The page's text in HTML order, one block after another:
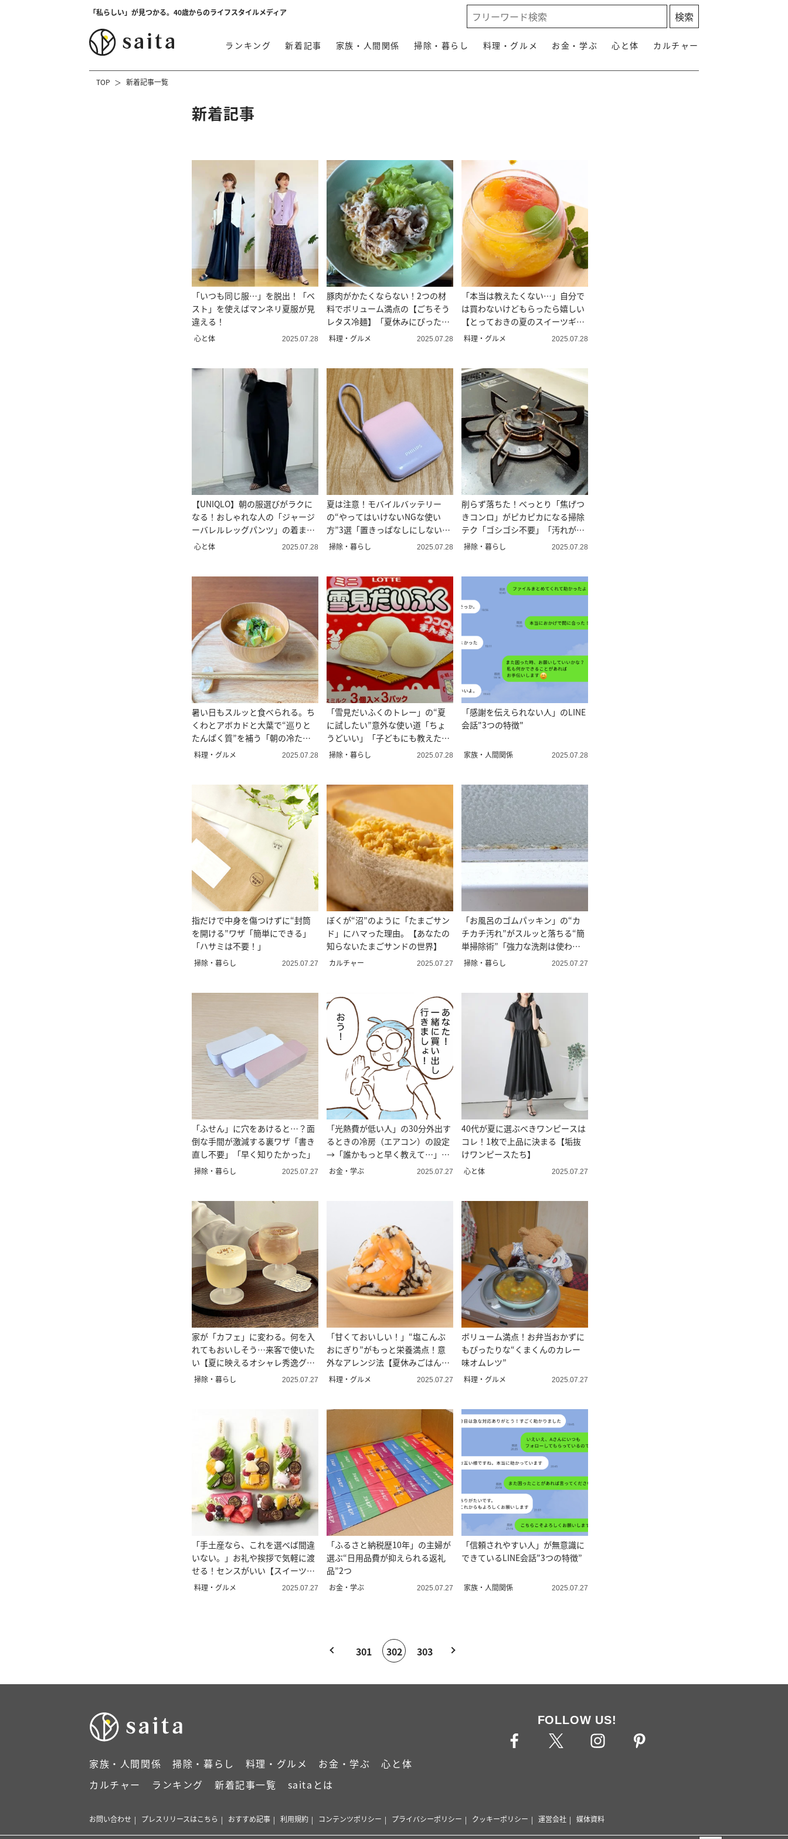
「私らしい」が見つかる。40歳からのライフスタイルメディア
ランキング 新着記事 家族・人間関係 掃除・暮らし 料理・グルメ お金・学ぶ 心と体 カルチャー
TOP 新着記事一覧
新着記事
「いつも同じ服…」を脱出！「ベ
スト」を使えばマンネリ夏服が見
違える！
心と体 2025.07.28
豚肉がかたくならない！2つの材
料でボリューム満点の【ごちそう
レタス冷麺】「夏休みにぴった
り」
料理・グルメ 2025.07.28
「本当は教えたくない…」自分で
は買わないけどもらったら嬉しい
【とっておきの夏のスイーツギフ
ト3選】
料理・グルメ 2025.07.28
【UNIQLO】朝の服選びがラクに
なる！おしゃれな人の「ジャージ
ーバレルレッグパンツ」の着まわ
し3選
心と体 2025.07.28
夏は注意！モバイルバッテリー
の“やってはいけないNGな使い
方”3選「置きっぱなしにしない
で！」
掃除・暮らし 2025.07.28
削らず落ちた！べっとり「焦げつ
きコンロ」がピカピカになる掃除
テク「ゴシゴシ不要」「汚れが浮
いてくる」
掃除・暮らし 2025.07.28
暑い日もスルッと食べられる。ち
くわとアボカドと大葉で“巡りと
たんぱく質”を補う「朝の冷たい
みそ汁」
料理・グルメ 2025.07.28
「雪見だいふくのトレー」の“夏
に試したい”意外な使い道「ちょ
うどいい」「子どもにも教えた
い」
掃除・暮らし 2025.07.28
「感謝を伝えられない人」のLINE
会話"3つの特徴"
家族・人間関係 2025.07.28
指だけで中身を傷つけずに“封筒
を開ける”ワザ「簡単にできる」
「ハサミは不要！」
掃除・暮らし 2025.07.27
ぼくが“沼”のように「たまごサン
ド」にハマった理由。【あなたの
知らないたまごサンドの世界】
カルチャー 2025.07.27
「お風呂のゴムパッキン」の“カ
チカチ汚れ”がスルッと落ちる“簡
単掃除術”「強力な洗剤は使わな
い」
掃除・暮らし 2025.07.27
「ふせん」に穴をあけると…？面
倒な手間が激減する裏ワザ「書き
直し不要」「早く知りたかった」
掃除・暮らし 2025.07.27
「光熱費が低い人」の30分外出す
るときの冷房（エアコン）の設定
→「誰かもっと早く教えて…」
【まんが】
お金・学ぶ 2025.07.27
40代が夏に選ぶべきワンピースは
コレ！1枚で上品に決まる【垢抜
けワンピースたち】
心と体 2025.07.27
家が「カフェ」に変わる。何を入
れてもおいしそう…来客で使いた
い【夏に映えるオシャレ秀逸グラ
ス3選】
掃除・暮らし 2025.07.27
「甘くておいしい！」“塩こんぶ
おにぎり”がもっと栄養満点！意
外なアレンジ法【夏休みごはんに
も】
料理・グルメ 2025.07.27
ボリューム満点！お弁当おかずに
もぴったりな“くまくんのカレー
味オムレツ”
料理・グルメ 2025.07.27
「手土産なら、これを選べば間違
いない。」お礼や挨拶で気軽に渡
せる！センスがいい【スイーツギ
フト3選】
料理・グルメ 2025.07.27
「ふるさと納税歴10年」の主婦が
選ぶ“日用品費が抑えられる返礼
品”2つ
お金・学ぶ 2025.07.27
「信頼されやすい人」が無意識に
できているLINE会話"3つの特徴”
家族・人間関係 2025.07.27
301 302 303
家族・人間関係 掃除・暮らし 料理・グルメ お金・学ぶ
心と体
カルチャー
ランキング 新着記事一覧 saitaとは
FOLLOW US!
お問い合わせ プレスリリースはこちら おすすめ記事 利用規約 コンテンツポリシー プライバシーポリシー クッキーポリシー 運営会社 媒体資料